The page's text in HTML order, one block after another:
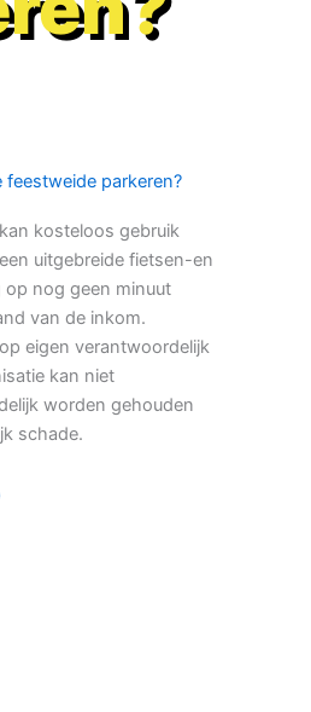
feestweide parkeren?
kosteloos gebruik
uitgebreide fietsen-en
op nog geen minuut
van de inkom.
eigen verantwoordelijk
kan niet
worden gehouden
schade.